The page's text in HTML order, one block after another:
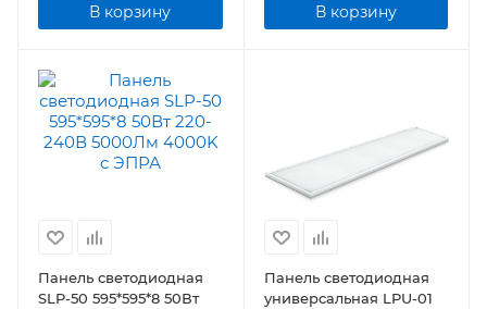
В корзину В корзину
Панель светодиодная
SLP-50 595*595*8 50Вт
Панель светодиодная
универсальная LPU-01